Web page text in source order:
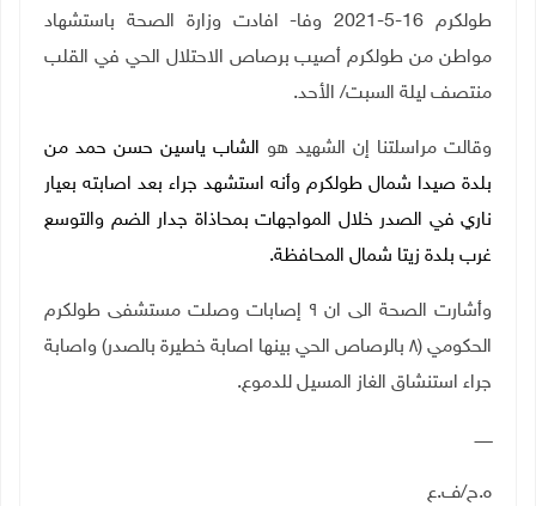
طولكرم 16-5-2021 وفا- افادت وزارة الصحة باستشهاد
مواطن من طولكرم أصيب برصاص الاحتلال الحي في القلب
منتصف ليلة السبت/ الأحد.
وقالت مراسلتنا إن الشهيد هو الشاب ياسين حسن حمد من
بلدة صيدا شمال طولكرم وأنه استشهد جراء بعد اصابته بعيار
ناري في الصدر خلال المواجهات بمحاذاة جدار الضم والتوسع
غرب بلدة زيتا شمال المحافظة.
وأشارت الصحة الى ان ٩ إصابات وصلت مستشفى طولكرم
الحكومي (٨ بالرصاص الحي بينها اصابة خطيرة بالصدر) واصابة
جراء استنشاق الغاز المسيل للدموع.
ـــــــ
ه.ح/ف.ع